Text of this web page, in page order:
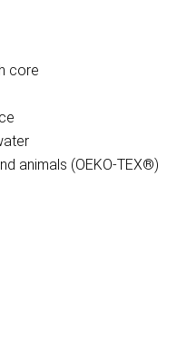
core
animals (OEKO-TEX®)